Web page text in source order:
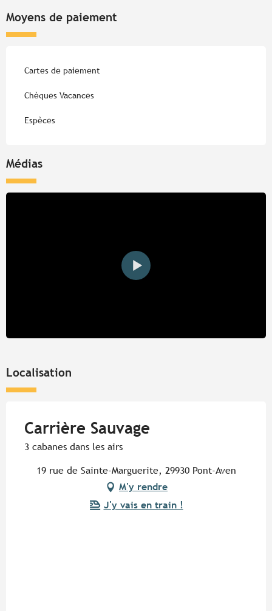
Moyens de paiement
Cartes de paiement
Chèques Vacances
Espèces
Médias
Localisation
Carrière Sauvage
3 cabanes dans les airs
19 rue de Sainte-Marguerite, 29930 Pont-Aven
M'y rendre
J'y vais en train !